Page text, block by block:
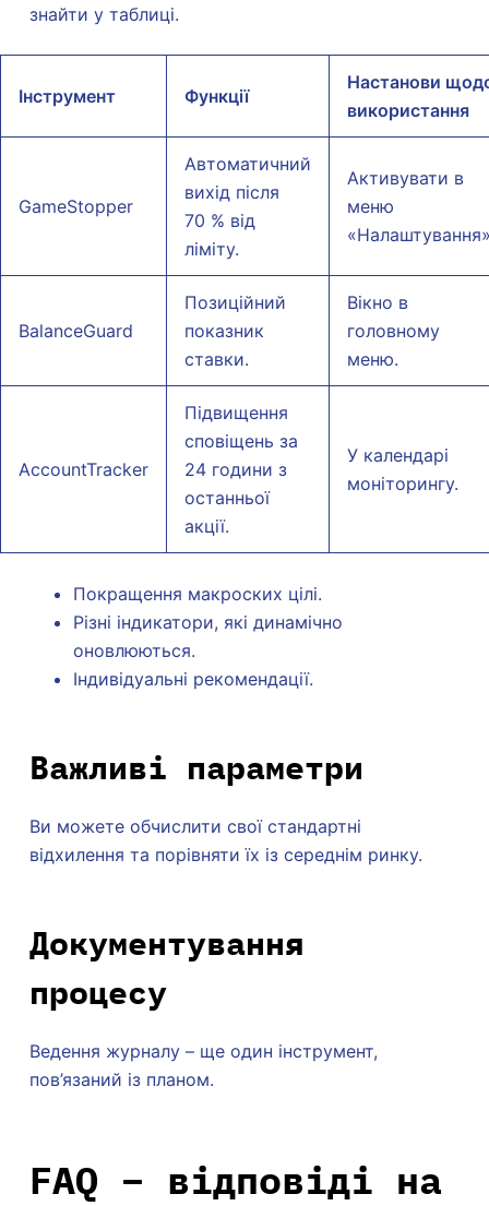
знайти у таблиці.
Інструмент Функції
Настанови
використання
GameStopper
Автоматичний
вихід після
70 % від
ліміту.
Активувати в
меню
BalanceGuard
Позиційний
показник
ставки.
Вікно в
головному
меню.
AccountTracker
Підвищення
сповіщень за
24 години з
останньої
акції.
У календарі
моніторингу.
Покращення макроских цілі.
Різні індикатори, які динамічно
оновлюються.
Індивідуальні рекомендації.
Важливі параметри
Ви можете обчислити свої стандартні
відхилення та порівняти їх із середнім ринку.
Документування
процесу
Ведення журналу – ще один інструмент,
пов’язаний із планом.
FAQ – відповіді на